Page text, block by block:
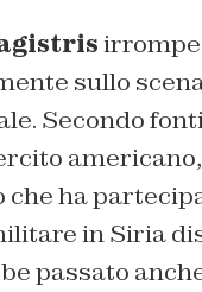
irrompe
sullo
Secondo
ha
in Siria
passato